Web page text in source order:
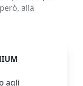
alla
agli